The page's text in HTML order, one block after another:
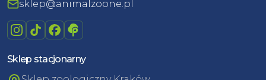
sklep@animalzoone.pl
Sklep stacjonarny